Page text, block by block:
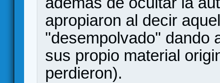
apropiaron al decir
"desempolvado" dando
sus propio material
perdieron).